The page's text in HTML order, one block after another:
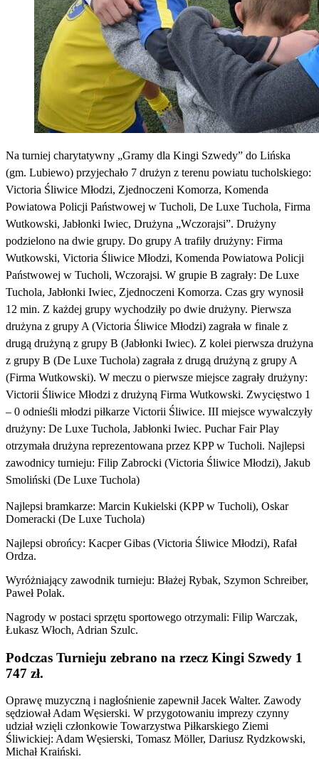
Na turniej charytatywny „Gramy dla Kingi Szwedy” do Lińska
(gm. Lubiewo) przyjechało 7 drużyn z terenu powiatu tucholskiego:
Victoria Śliwice Młodzi, Zjednoczeni Komorza, Komenda
Powiatowa Policji Państwowej w Tucholi, De Luxe Tuchola, Firma
Wutkowski, Jabłonki Iwiec, Drużyna „Wczorajsi”. Drużyny
podzielono na dwie grupy. Do grupy A trafiły drużyny: Firma
Wutkowski, Victoria Śliwice Młodzi, Komenda Powiatowa Policji
Państwowej w Tucholi, Wczorajsi. W grupie B zagrały: De Luxe
Tuchola, Jabłonki Iwiec, Zjednoczeni Komorza. Czas gry wynosił
12 min. Z każdej grupy wychodziły po dwie drużyny. Pierwsza
drużyna z grupy A (Victoria Śliwice Młodzi) zagrała w finale z
drugą drużyną z grupy B (Jabłonki Iwiec). Z kolei pierwsza drużyna
z grupy B (De Luxe Tuchola) zagrała z drugą drużyną z grupy A
(Firma Wutkowski). W meczu o pierwsze miejsce zagrały drużyny:
Victorii Śliwice Młodzi z drużyną Firma Wutkowski. Zwycięstwo 1
– 0 odnieśli młodzi piłkarze Victorii Śliwice. III miejsce wywalczyły
drużyny: De Luxe Tuchola, Jabłonki Iwiec. Puchar Fair Play
otrzymała drużyna reprezentowana przez KPP w Tucholi. Najlepsi
zawodnicy turnieju: Filip Zabrocki (Victoria Śliwice Młodzi), Jakub
Smoliński (De Luxe Tuchola)
Najlepsi bramkarze: Marcin Kukielski (KPP w Tucholi), Oskar
Domeracki (De Luxe Tuchola)
Najlepsi obrońcy: Kacper Gibas (Victoria Śliwice Młodzi), Rafał
Ordza.
Wyróżniający zawodnik turnieju: Błażej Rybak, Szymon Schreiber,
Paweł Polak.
Nagrody w postaci sprzętu sportowego otrzymali: Filip Warczak,
Łukasz Włoch, Adrian Szulc.
Podczas Turnieju zebrano na rzecz Kingi Szwedy 1
747 zł.
Oprawę muzyczną i nagłośnienie zapewnił Jacek Walter. Zawody
sędziował Adam Węsierski. W przygotowaniu imprezy czynny
udział wzięli członkowie Towarzystwa Piłkarskiego Ziemi
Śliwickiej: Adam Węsierski, Tomasz Möller, Dariusz Rydzkowski,
Michał Kraiński.